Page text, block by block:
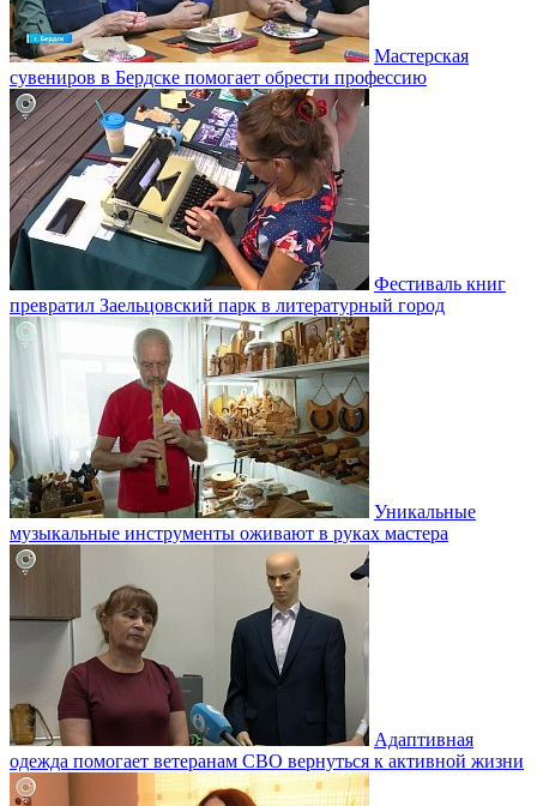
Мастерская
сувениров в Бердске помогает обрести профессию
Фестиваль книг
превратил Заельцовский парк в литературный город
Уникальные
музыкальные инструменты оживают в руках мастера
Адаптивная
одежда помогает ветеранам СВО вернуться к активной жизни